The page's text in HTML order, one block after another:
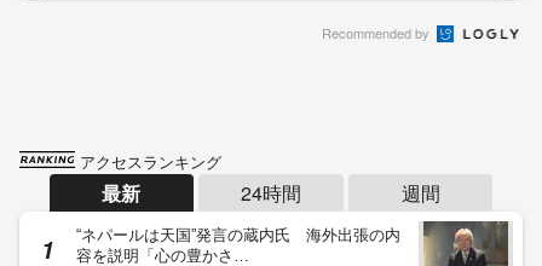
Recommended by
アクセスランキング
最新 24時間 週間
“ネパールは天国”発言の蔵内氏 海外出張の内
容を説明「心の豊かさ…